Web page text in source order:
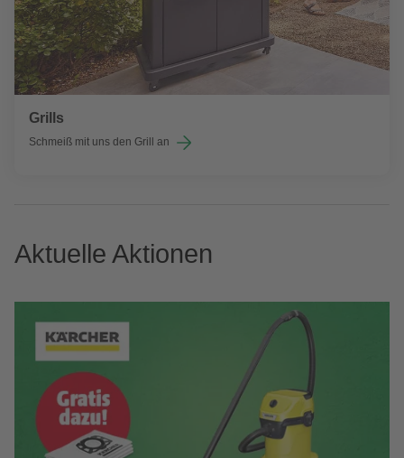
Grills
Schmeiß mit uns den Grill an
Aktuelle Aktionen